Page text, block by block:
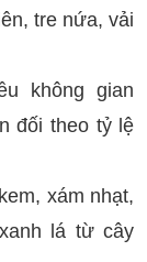
tre nứa, vải
không gian
đối theo tỷ lệ
xám nhạt,
lá từ cây